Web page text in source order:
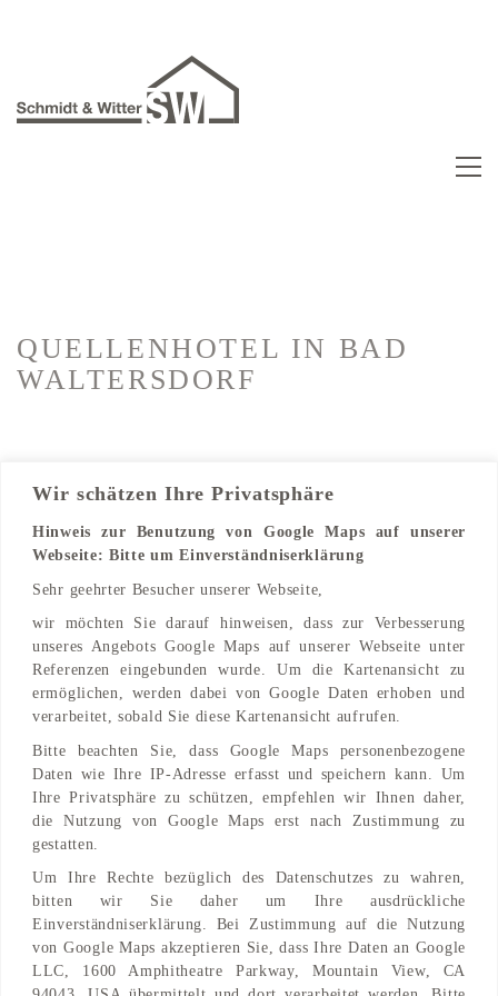
Wir schätzen Ihre Privatsphäre
Hinweis zur Benutzung von Google Maps auf unserer
Webseite: Bitte um Einverständniserklärung
Sehr geehrter Besucher unserer Webseite,
wir möchten Sie darauf hinweisen, dass zur Verbesserung
unseres Angebots Google Maps auf unserer Webseite unter
Referenzen eingebunden wurde. Um die Kartenansicht zu
ermöglichen, werden dabei von Google Daten erhoben und
verarbeitet, sobald Sie diese Kartenansicht aufrufen.
Bitte beachten Sie, dass Google Maps personenbezogene
Daten wie Ihre IP-Adresse erfasst und speichern kann. Um
Ihre Privatsphäre zu schützen, empfehlen wir Ihnen daher,
die Nutzung von Google Maps erst nach Zustimmung zu
gestatten.
Um Ihre Rechte bezüglich des Datenschutzes zu wahren,
bitten wir Sie daher um Ihre ausdrückliche
Einverständniserklärung. Bei Zustimmung auf die Nutzung
von Google Maps akzeptieren Sie, dass Ihre Daten an Google
LLC, 1600 Amphitheatre Parkway, Mountain View, CA
QUELLENHOTEL IN BAD
WALTERSDORF
Trockenbau, Brandschutz, Sanitär, Fliesen
Adresse
Thermenstraße 111
8271 Bad Waltersdorf, AT
Find on Map